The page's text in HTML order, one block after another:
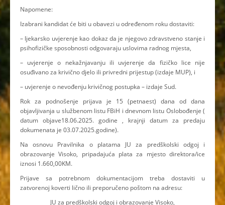
Napomene:
Izabrani kandidat će biti u obavezi u određenom roku dostaviti:
– ljekarsko uvjerenje kao dokaz da je njegovo zdravstveno stanje i
psihofizičke sposobnosti odgovaraju uslovima radnog mjesta,
– uvjerenje o nekažnjavanju ili uvjerenje da fizičko lice nije
osuđivano za krivično djelo ili privredni prijestup (izdaje MUP), i
– uvjerenje o nevođenju krivičnog postupka – izdaje Sud.
Rok za podnošenje prijava je 15 (petnaest) dana od dana
objavljivanja u službenom listu FBiH i dnevnom listu Oslobođenje (
datum objave18.06.2025. godine , krajnji datum za predaju
dokumenata je 03.07.2025.godine).
Na osnovu Pravilnika o platama JU za predškolski odgoj i
obrazovanje Visoko, pripadajuća plata za mjesto direktora/ice
iznosi 1.660,00KM.
Prijave sa potrebnom dokumentacijom treba dostaviti u
zatvorenoj koverti lično ili preporučeno poštom na adresu:
JU za predškolski odgoj i obrazovanje Visoko,